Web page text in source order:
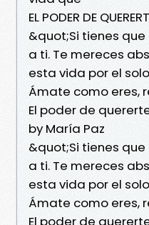
EL PODER DE
&quot;Si tienes
a ti. Te mereces
esta vida por el
Ámate como eres,
El poder de
by María Paz
&quot;Si tienes
a ti. Te mereces
esta vida por el
Ámate como eres,
El poder de